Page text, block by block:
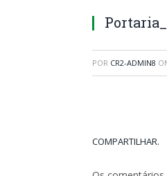
POR CR2-ADMIN8
COMPARTILHAR.